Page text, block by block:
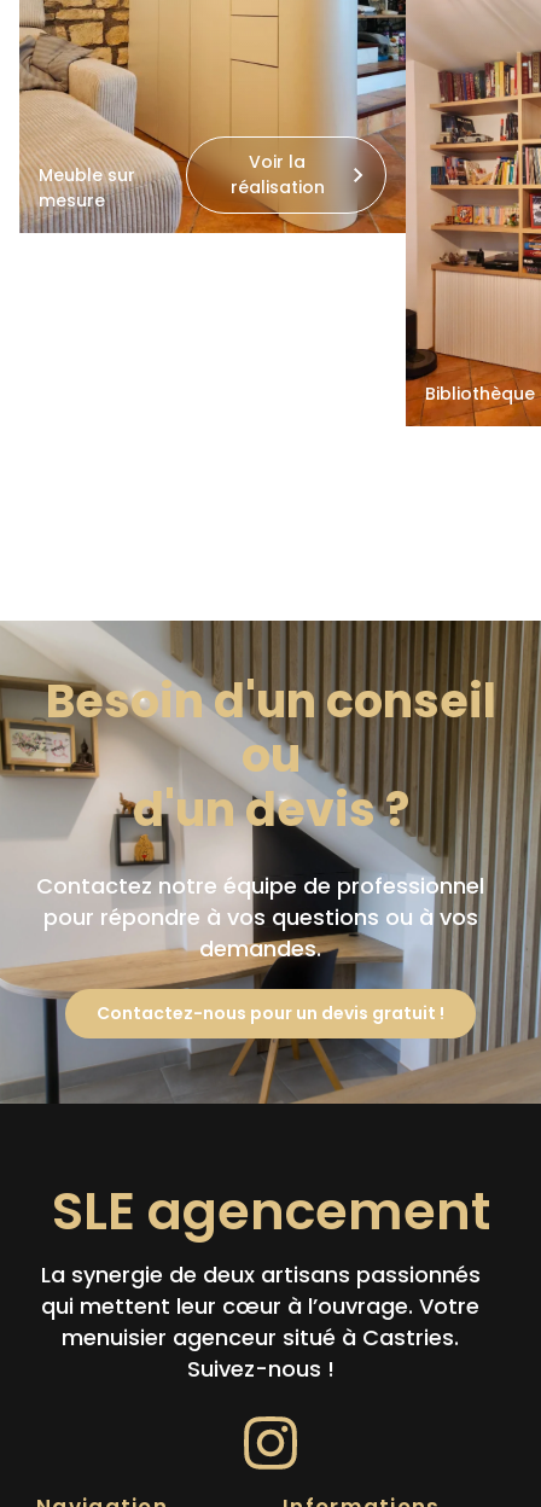
Meuble sur
mesure
Voir la
réalisation
Bibliothèque
Besoin d'un conseil
ou
d'un devis ?
Contactez notre équipe de professionnel
pour répondre à vos questions ou à vos
demandes.
Contactez-nous pour un devis gratuit !
SLE agencement
La synergie de deux artisans passionnés
qui mettent leur cœur à l’ouvrage. Votre
menuisier agenceur situé à Castries.
Suivez-nous !